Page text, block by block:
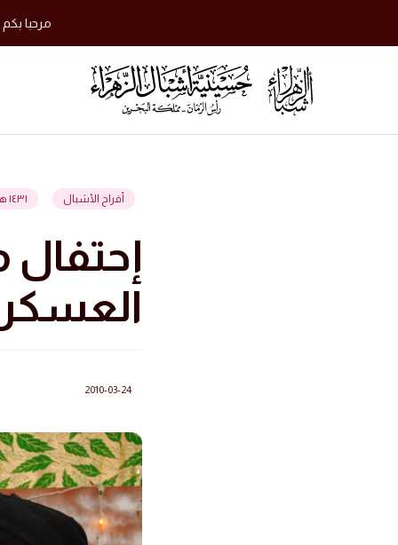
مرحبا
أفراح الأشبال ١٤٣١ هجرية
إحتفال
2010-03-24